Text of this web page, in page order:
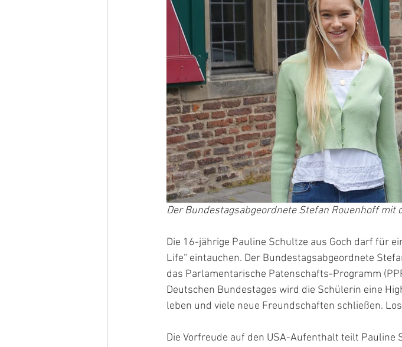
Der Bundestagsabgeordnete Stefan Rouenhoff mit
Die 16-jährige Pauline Schultze aus Goch darf für
Life“ eintauchen. Der Bundestagsabgeordnete
das Parlamentarische Patenschafts-Programm
Deutschen Bundestages wird die Schülerin eine
leben und viele neue Freundschaften schließen.
Die Vorfreude auf den USA-Aufenthalt teilt Pauline